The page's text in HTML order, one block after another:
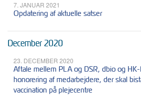
7. JANUAR 2021
Opdatering af aktuelle satser
December 2020
23. DECEMBER 2020
Aftale mellem PLA og DSR, dbio og
honorering af medarbejdere, der skal
vaccination på plejecentre